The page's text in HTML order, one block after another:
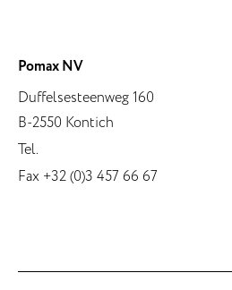
Pomax NV
Duffelsesteenweg 160
B-2550 Kontich
Tel.
Fax +32 (0)3 457 66 67